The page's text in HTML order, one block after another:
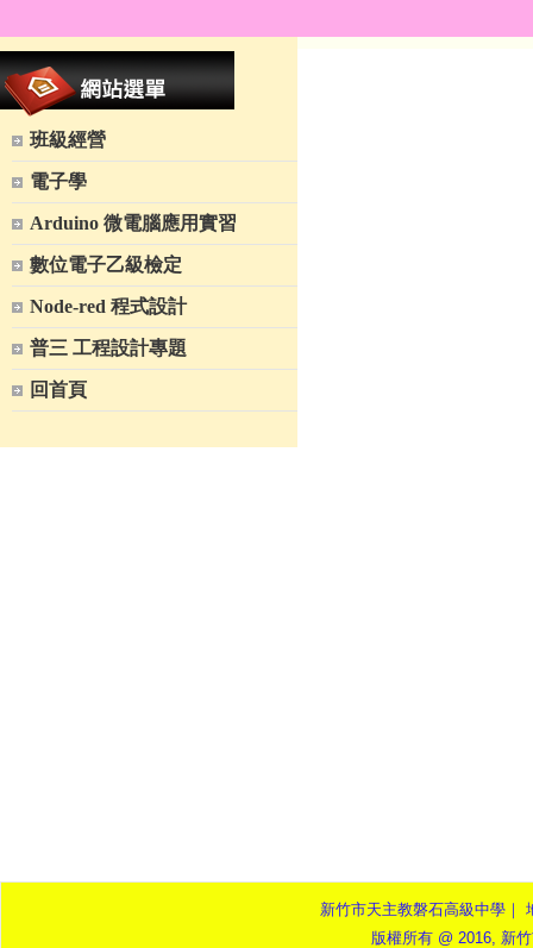
班級經營
電子學
Arduino 微電腦應用實習
數位電子乙級檢定
Node-red 程式設計
普三 工程設計專題
回首頁
新竹市天主教磐石高級中學｜
版權所有 @ 2016, 新